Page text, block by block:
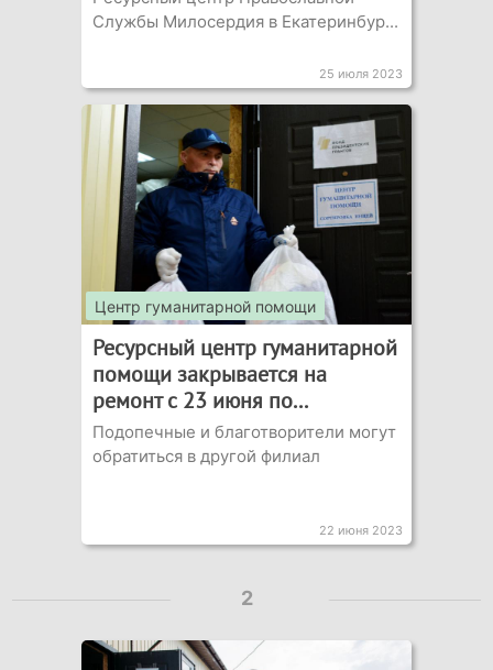
Службы Милосердия в Екатеринбур...
25 июля 2023
Центр гуманитарной помощи
Ресурсный центр гуманитарной
помощи закрывается на
ремонт с 23 июня по...
Подопечные и благотворители могут
обратиться в другой филиал
22 июня 2023
2